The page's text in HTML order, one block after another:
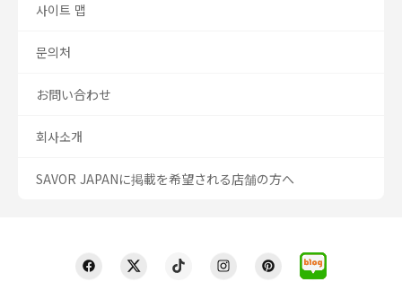
사이트 맵
문의처
お問い合わせ
회사소개
SAVOR JAPANに掲載を希望される店舗の方へ